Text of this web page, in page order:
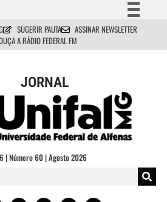
Simplifique!
Comunica BR
Acesso à informação
Legislação
Canais
SUGERIR PAUTA
ASSINAR NEWSLETTER
A RÁDIO FEDERAL FM
JORNAL
| Número 60 | Agosto 2026